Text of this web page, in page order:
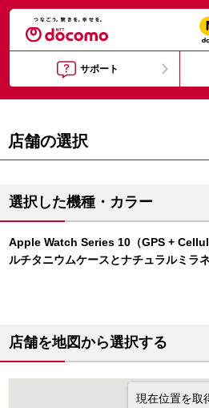
サポート
店舗の選択
選択した機種・カラー
Apple Watch Series 10（GPS +
ルチタニウムケースとナチュラルミラ
店舗を地図から選択する
現在位置を取